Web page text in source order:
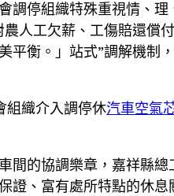
調停組織特殊重視情、
人工欠薪、工傷賠還償
平衡。」站式”調解機制
組織介入調停休汽車空氣
間的協調樂章，嘉祥縣
證、富有處所特點的休